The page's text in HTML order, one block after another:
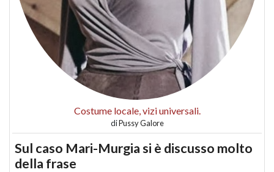
Costume locale, vizi universali.
diPussy Galore
Sul caso Mari-Murgia si è discusso molto
della frase